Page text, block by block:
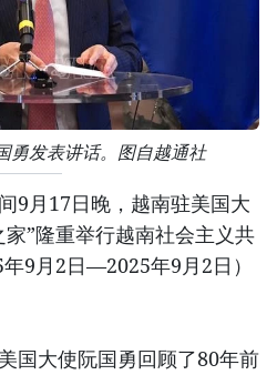
勇发表讲话。图自越通社
月17日晚，越南驻美国大
”隆重举行越南社会主义共
9月2日—2025年9月2日）
国大使阮国勇回顾了80年前